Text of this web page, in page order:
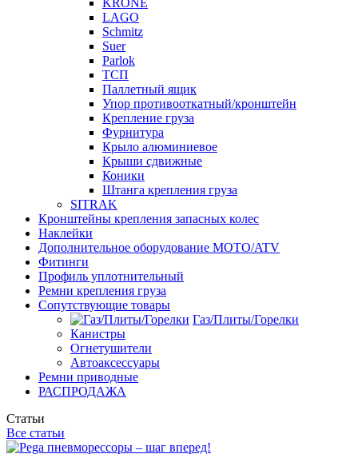
KRONE
LAGO
Schmitz
Suer
Parlok
ТСП
Паллетный ящик
Упор противооткатный/кронштейн
Крепление груза
Фурнитура
Крыло алюминиевое
Крыши сдвижные
Коники
Штанга крепления груза
SITRAK
Кронштейны крепления запасных колес
Наклейки
Дополнительное оборудование MOTO/ATV
Фитинги
Профиль уплотнительный
Ремни крепления груза
Сопутствующие товары
Газ/Плиты/Горелки
Канистры
Огнетушители
Автоаксессуары
Ремни приводные
РАСПРОДАЖА
Статьи
Все статьи